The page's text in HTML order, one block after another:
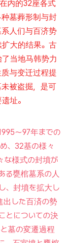
内的32座各式
墓葬形制与封
人们与百济势
大的结果。古
当地马韩势力
与变迁过程提
被盗掘，是可
址。
～97年までの
、32基の様々
な様式の封墳が
る甕棺墓系の人
、封墳を拡大し
出した百済の勢
とについての決
墓の変遷過程